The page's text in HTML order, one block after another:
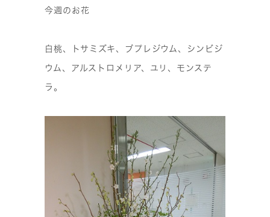
今週のお花
白桃、トサミズキ、ブプレジウム、シンビジ
ウム、アルストロメリア、ユリ、モンステ
ラ。